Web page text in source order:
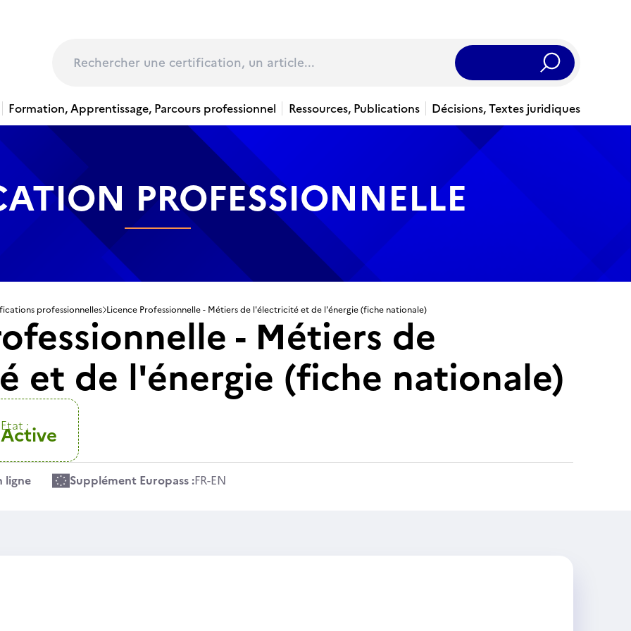
Rechercher
Formation, Apprentissage, Parcours professionnel Ressources, Publications Décisions, Textes juridiques
PROFESSIONNELLE
professionnelles Licence Professionnelle - Métiers de l'électricité et de l'énergie (fiche nationale)
- Métiers de
et de l'énergie (fiche nationale)
Etat :
Active
ligne Supplément Europass :FR-EN